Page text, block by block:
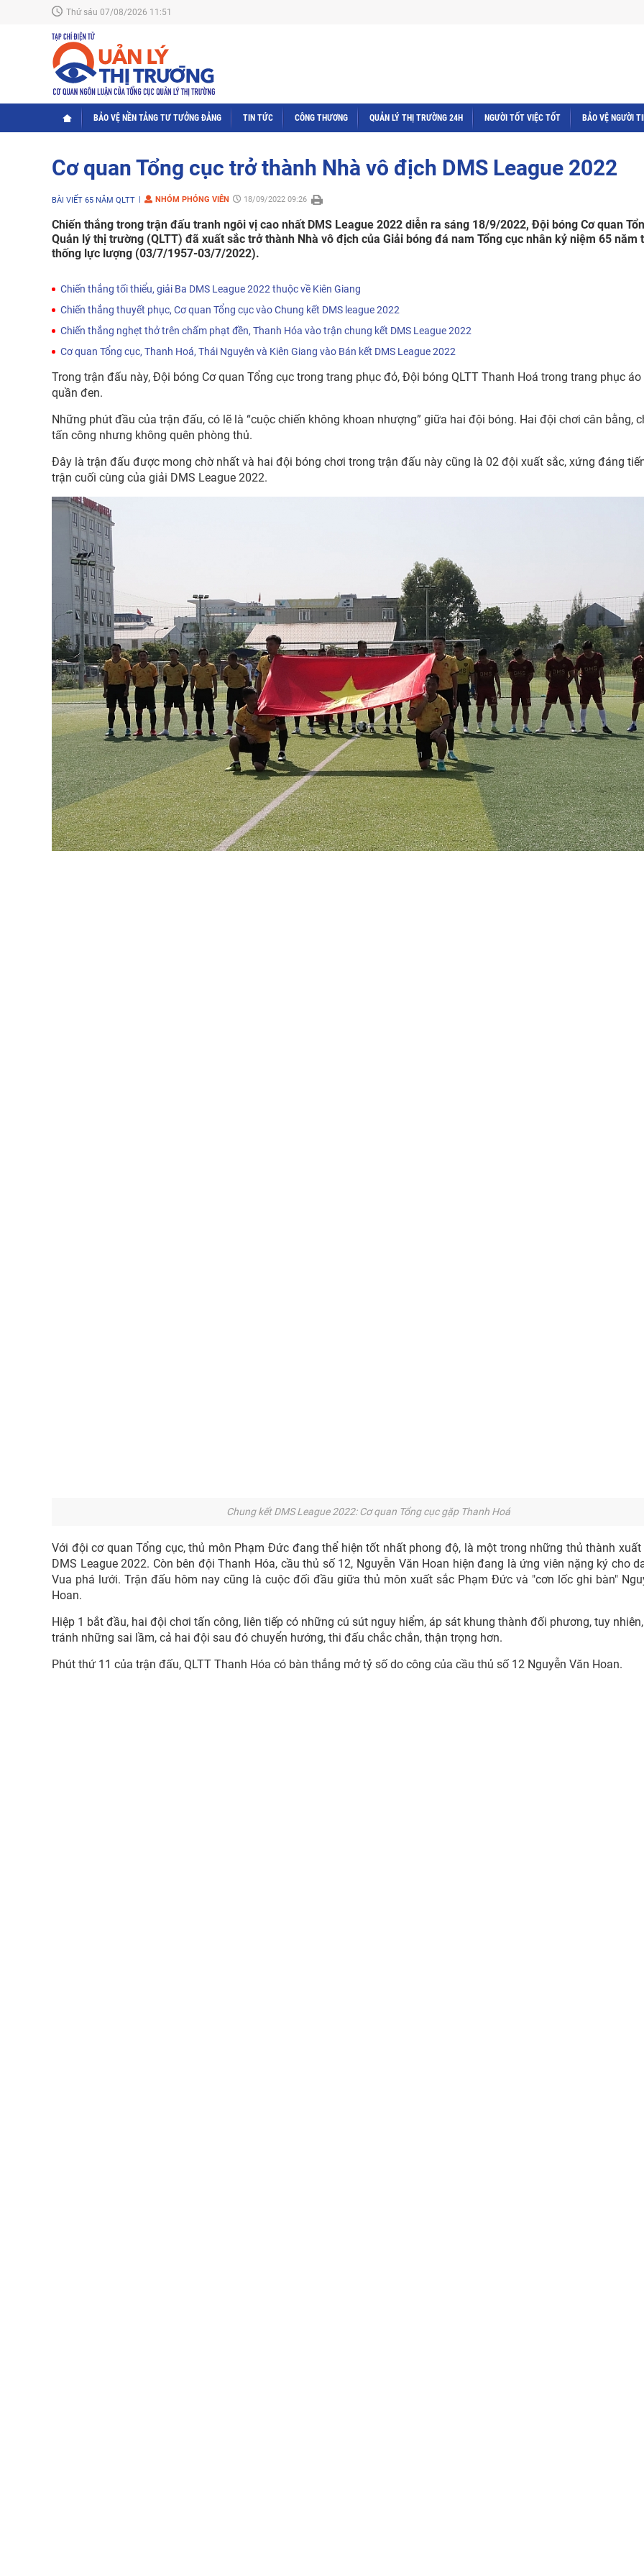
Thứ sáu 07/08/2026 11:51
BẢO VỆ NỀN TẢNG TƯ TƯỞNG ĐẢNG TIN TỨC CÔNG THƯƠNG QUẢN LÝ THỊ TRƯỜNG 24H NGƯỜI TỐT VIỆC TỐT BẢO VỆ NGƯỜI
Cơ quan Tổng cục trở thành Nhà vô địch DMS League 2022
BÀI VIẾT 65 NĂM QLTT NHÓM PHÓNG VIÊN 18/09/2022 09:26
Chiến thắng trong trận đấu tranh ngôi vị cao nhất DMS League 2022 diễn ra sáng 18/9/2022, Đội bóng Cơ quan
Quản lý thị trường (QLTT) đã xuất sắc trở thành Nhà vô địch của Giải bóng đá nam Tổng cục nhân kỷ niệm 65 năm
thống lực lượng (03/7/1957-03/7/2022).
Chiến thắng tối thiểu, giải Ba DMS League 2022 thuộc về Kiên Giang
Chiến thắng thuyết phục, Cơ quan Tổng cục vào Chung kết DMS league 2022
Chiến thắng nghẹt thở trên chấm phạt đền, Thanh Hóa vào trận chung kết DMS League 2022
Cơ quan Tổng cục, Thanh Hoá, Thái Nguyên và Kiên Giang vào Bán kết DMS League 2022
Trong trận đấu này, Đội bóng Cơ quan Tổng cục trong trang phục đỏ, Đội bóng QLTT Thanh Hoá trong trang phục áo
quần đen.
Những phút đầu của trận đấu, có lẽ là “cuộc chiến không khoan nhượng” giữa hai đội bóng. Hai đội chơi cân bằng,
tấn công nhưng không quên phòng thủ.
Đây là trận đấu được mong chờ nhất và hai đội bóng chơi trong trận đấu này cũng là 02 đội xuất sắc, xứng đáng
trận cuối cùng của giải DMS League 2022.
Chung kết DMS League 2022: Cơ quan Tổng cục gặp Thanh Hoá
Với đội cơ quan Tổng cục, thủ môn Phạm Đức đang thể hiện tốt nhất phong độ, là một trong những thủ thành xuất
DMS League 2022. Còn bên đội Thanh Hóa, cầu thủ số 12, Nguyễn Văn Hoan hiện đang là ứng viên nặng ký cho
Vua phá lưới. Trận đấu hôm nay cũng là cuộc đối đầu giữa thủ môn xuất sắc Phạm Đức và "cơn lốc ghi bàn"
Hoan.
Hiệp 1 bắt đầu, hai đội chơi tấn công, liên tiếp có những cú sút nguy hiểm, áp sát khung thành đối phương, tuy
tránh những sai lầm, cả hai đội sau đó chuyển hướng, thi đấu chắc chắn, thận trọng hơn.
Phút thứ 11 của trận đấu, QLTT Thanh Hóa có bàn thắng mở tỷ số do công của cầu thủ số 12 Nguyễn Văn Hoan.